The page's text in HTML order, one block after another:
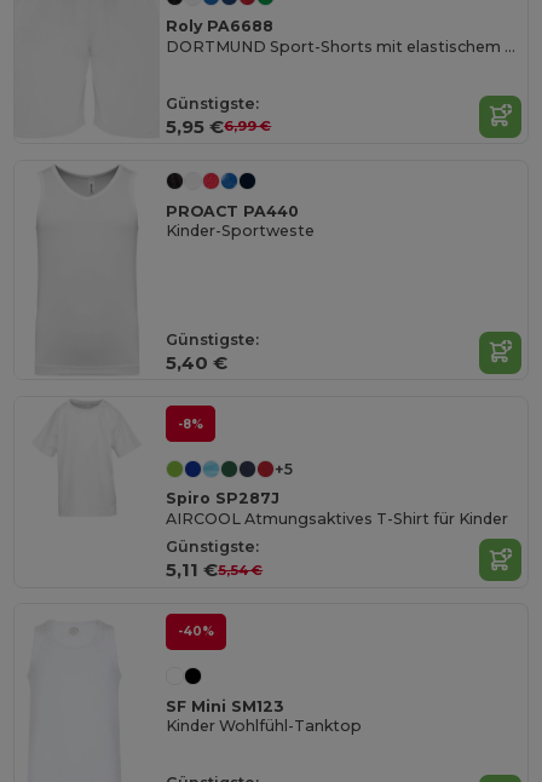
Roly PA6688
DORTMUND Sport-Shorts mit elastischem Bund und innenliegendem Kordelzug und Sicherheitsnähten
Günstigste:
5,95 €6,99 €
PROACT PA440
Kinder-Sportweste
Günstigste:
5,40 €
-8%
+5
Spiro SP287J
AIRCOOL Atmungsaktives T-Shirt für Kinder
Günstigste:
5,11 €5,54 €
-40%
SF Mini SM123
Kinder Wohlfühl-Tanktop